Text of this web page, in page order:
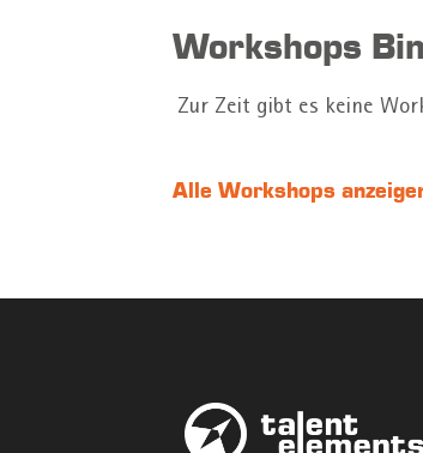
Workshops
Zur Zeit gibt es keine
Alle Workshops